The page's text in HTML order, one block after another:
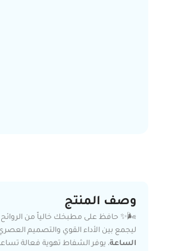
وصف المنتج
ليجمع بين الأداء القوي والتصميم
الساعة، يوفر الشفاط تهوية فعالة